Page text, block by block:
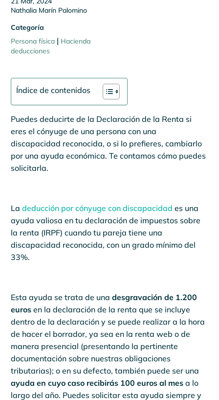
Nathalia Marín Palomino
Categoría
Persona física | Hacienda
deducciones
Índice de contenidos
Puedes deducirte de la Declaración de la Renta si
eres el cónyuge de una persona con una
discapacidad reconocida, o si lo prefieres, cambiarlo
por una ayuda económica. Te contamos cómo puedes
solicitarla.
Ladeducción por cónyuge con discapacidad es una
ayuda valiosa en tu declaración de impuestos sobre
la renta (IRPF) cuando tu pareja tiene una
discapacidad reconocida, con un grado mínimo del
33%.
Esta ayuda se trata de unadesgravación de 1.200
euros en la declaración de la renta que se incluye
dentro de la declaración y se puede realizar a la hora
de hacer el borrador, ya sea en la renta web o de
manera presencial (presentando la pertinente
documentación sobre nuestras obligaciones
tributarias); o en su defecto, también puede ser una
ayuda en cuyo caso recibirás 100 euros al mes a lo
largo del año. Puedes solicitar esta ayuda siempre y